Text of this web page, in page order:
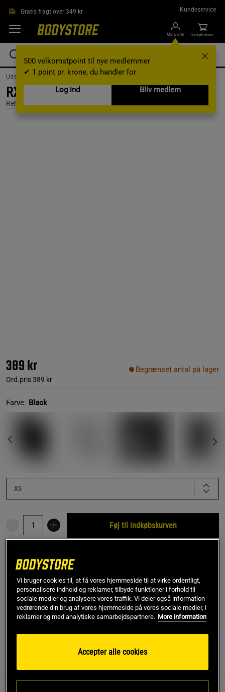
Gratis fragt over 349 kr Kundeservice
Min profil
500 velkomstpoint til nye medlemmer
✔ 1 point pr. krone, du handler for
Log ind
Bliv medlem
Indkøbskurv
Udstyr og tilbehør /Træningsudstyr /Støtte og beskyttelse
RX Original V Knee Sleeve 7mm Black, XS
Rehband
389 kr
Ord.pris389 kr
Begrænset antal på lager
Farve: Black
XS
Føj til indkøbskurven
SKU #20091999R | EAN 4251880811705
Giv dine knæ den støtte, de har brug for, med RX Original V
Knee Sleeve fra Rehband.
Vi bruger cookies til, at få vores hjemmeside til at virke ordentligt,
personalisere indhold og reklamer, tilbyde funktioner i forhold til
sociale medier og analysere vores traffik. Vi deler også information
vedrørende din brug af vores hjemmeside på vores sociale medier, i
reklamer og med analytiske samarbejdspartnere. More information
Accepter alle cookies